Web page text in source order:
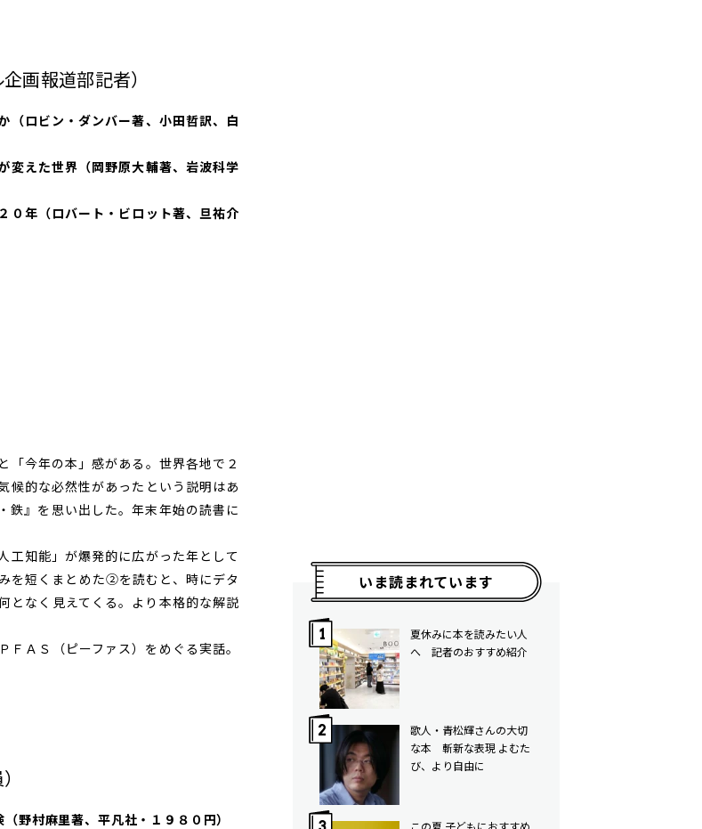
画報道部記者）
ロビン・ダンバー著、小田哲訳、白
えた世界（岡野原大輔著、岩波科学
年（ロバート・ビロット著、旦祐介
今年の本」感がある。世界各地で２
候的な必然性があったという説明はあ
鉄』を思い出した。年末年始の読書に
知能」が爆発的に広がった年として
を短くまとめた②を読むと、時にデタ
となく見えてくる。より本格的な解説
ＡＳ（ピーファス）をめぐる実話。
村麻里著、平凡社・１９８０円）
いま読まれています
夏休みに本を読みたい人
へ 記者のおすすめ紹介
歌人・青松輝さんの大切
な本 斬新な表現 よむた
び、より自由に
この夏 子どもにおすすめ